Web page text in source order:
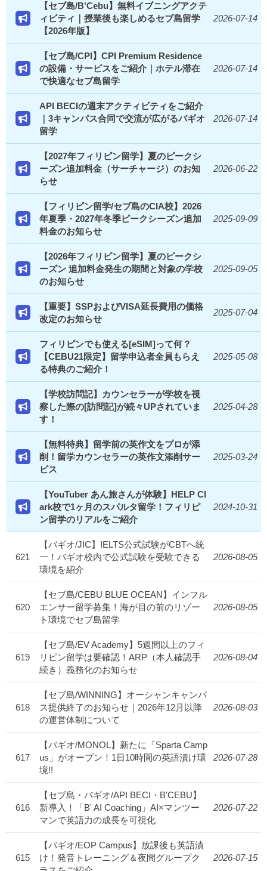
【セブ島/B'Cebu】無料イブニングアクテ
ィビティ｜授業後も楽しめるセブ島留学
【2026年版】
2026-07-14
【セブ島/CPI】CPI Premium Residence
の設備・サービスをご紹介｜ホテル滞在
で快適なセブ島留学
2026-07-14
API BECIの週末アクティビティをご紹介
｜3キャンパス合同で交流が広がるバギオ
留学
2026-07-14
【2027年フィリピン留学】夏のピークシ
ーズン追加料金（サーチャージ）のお知
らせ
2026-06-22
【フィリピン留学/セブ島のCIA校】2026
年夏季・2027年冬季ピークシーズン追加
料金のお知らせ
2025-09-09
【2026年フィリピン留学】夏のピークシ
ーズン 追加料金発生の期間と対象の学校
のお知らせ
2025-09-05
【重要】SSPおよびVISA延長費用の価格
改定のお知らせ
2025-07-04
フィリピンでも使える[eSIM]って何？
【CEBU21限定】留学申込者全員もらえ
る特典のご紹介！
2025-05-08
【学校訪問記】カウンセラーが学校を視
察した際の[訪問記]が続々UPされていま
す！
2025-04-28
【無料特典】留学前の英作文をプロが添
削！留学カウンセラーの英作文添削サー
ビス
2025-03-24
【YouTuber あん旅さんが体験】HELP Cl
ark校で1ヶ月のスパルタ留学！フィリピ
ン留学のリアルをご紹介
2024-10-31
621
【バギオ/JIC】IELTS公式試験がCBTへ統
一！バギオ校内で公式試験を受験できる
環境を紹介
2026-08-05
620
【セブ島/CEBU BLUE OCEAN】インフル
エンサー留学募集！海が目の前のリゾー
ト環境でセブ島留学
2026-08-05
619
【セブ島/EV Academy】5週間以上のフィ
リピン留学は要確認！ARP（本人確認手
続き）義務化のお知らせ
2026-08-04
618
【セブ島/WINNING】オーシャンキャンパ
ス提供終了のお知らせ｜2026年12月以降
の運営体制について
2026-08-03
617
【バギオ/MONOL】新たに「Sparta Camp
us」がオープン！1日10時間の英語漬け環
境!!
2026-07-28
616
【セブ島・バギオ/API BECI・B'CEBU】
新導入！「B' AI Coaching」AI×マンツー
マンで英語力の成長を可視化
2026-07-22
615
【バギオ/EOP Campus】放課後も英語漬
け！発音トレーニング＆夜間グループク
2026-07-15